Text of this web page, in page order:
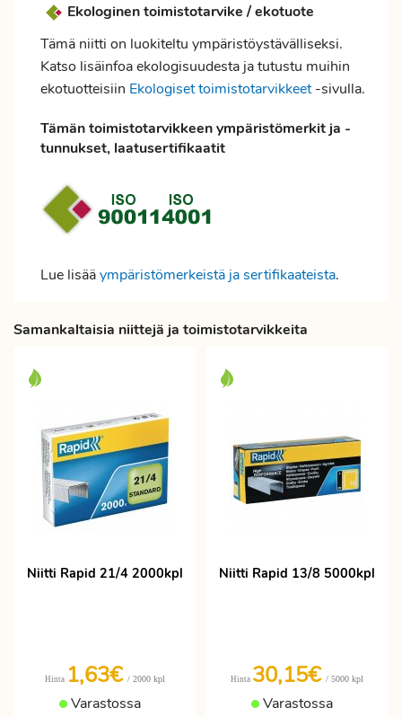
Ekologinen toimistotarvike / ekotuote
Tämä niitti on luokiteltu ympäristöystävälliseksi.
Katso lisäinfoa ekologisuudesta ja tutustu muihin
ekotuotteisiin Ekologiset toimistotarvikkeet-sivulla.
Tämän toimistotarvikkeen ympäristömerkit ja -
tunnukset, laatusertifikaatit
Lue lisääympäristömerkeistä ja sertifikaateista.
Samankaltaisia niittejä ja toimistotarvikkeita
Niitti Rapid 21/4 2000kpl
Hinta 1,63€ / 2000 kpl
Varastossa
Niitti Rapid 13/8 5000kpl
Hinta 30,15€ / 5000 kpl
Varastossa